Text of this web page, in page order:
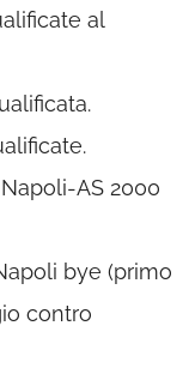
al
AS 2000
bye (primo
contro